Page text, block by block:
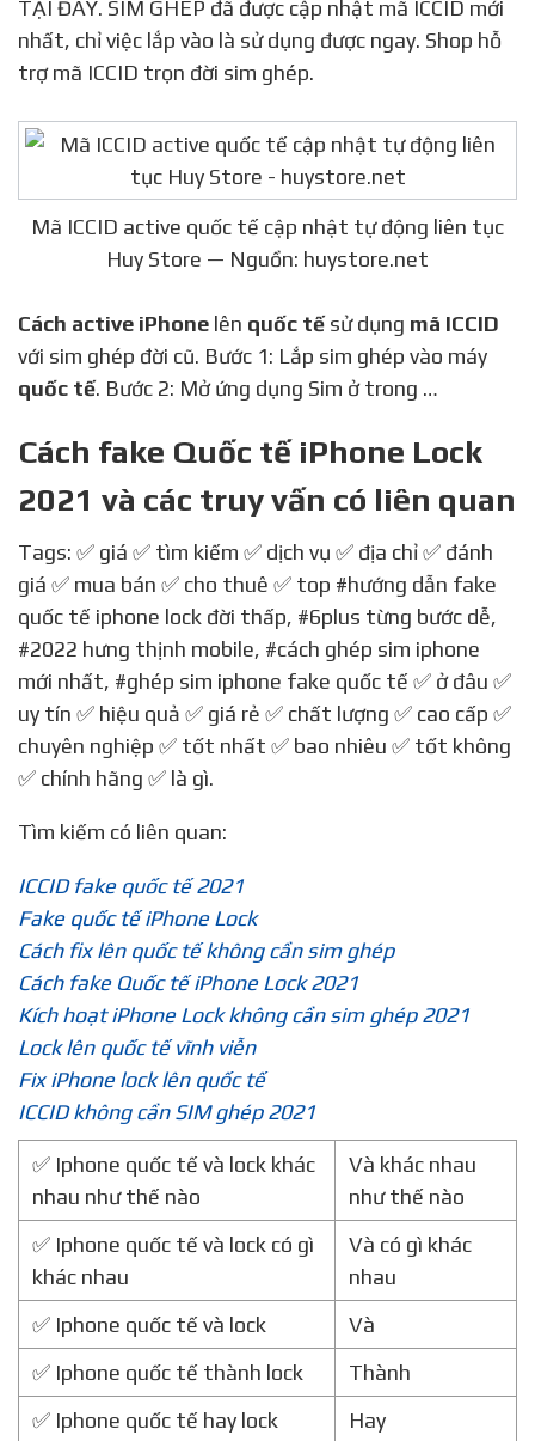
TẠI ĐÂY. SIM GHÉP đã được cập nhật mã ICCID mới
nhất, chỉ việc lắp vào là sử dụng được ngay. Shop hỗ
trợ mã ICCID trọn đời sim ghép.
Mã ICCID active quốc tế cập nhật tự động liên tục
Huy Store — Nguồn: huystore.net
Cách active iPhone lên quốc tếsử dụng mã ICCID
với sim ghép đời cũ. Bước 1: Lắp sim ghép vào máy
quốc tế. Bước 2: Mở ứng dụng Sim ở trong …
Cách fake Quốc tế iPhone Lock
2021 và các truy vấn có liên quan
Tags: ✅ giá ✅ tìm kiếm ✅ dịch vụ ✅ địa chỉ ✅ đánh
giá ✅ mua bán ✅ cho thuê ✅ top #hướng dẫn fake
quốc tế iphone lock đời thấp, #6plus từng bước dễ,
#2022 hưng thịnh mobile, #cách ghép sim iphone
mới nhất, #ghép sim iphone fake quốc tế ✅ ở đâu ✅
uy tín ✅ hiệu quả ✅ giá rẻ ✅ chất lượng ✅ cao cấp ✅
chuyên nghiệp ✅ tốt nhất ✅ bao nhiêu ✅ tốt không
✅ chính hãng ✅ là gì.
Tìm kiếm có liên quan:
ICCID fake quốc tế 2021
Fake quốc tế iPhone Lock
Cách fix lên quốc tế không cần sim ghép
Cách fake Quốc tế iPhone Lock 2021
Kích hoạt iPhone Lock không cần sim ghép 2021
Lock lên quốc tế vĩnh viễn
Fix iPhone lock lên quốc tế
ICCID không cần SIM ghép 2021
✅ Iphone quốc tế và lock khác
nhau như thế nào
Và khác nhau
như thế nào
✅ Iphone quốc tế và lock có gì
khác nhau
Và có gì khác
nhau
✅ Iphone quốc tế và lock
Và
✅ Iphone quốc tế thành lock
Thành
✅ Iphone quốc tế hay lock
Hay